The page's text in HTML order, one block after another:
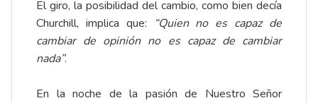
El giro, la posibilidad del cambio, como bien decía
Churchill, implica que:
“Quien no es capaz de
cambiar de opinión no es capaz de cambiar
nada”.
En la noche de la pasión de Nuestro Señor